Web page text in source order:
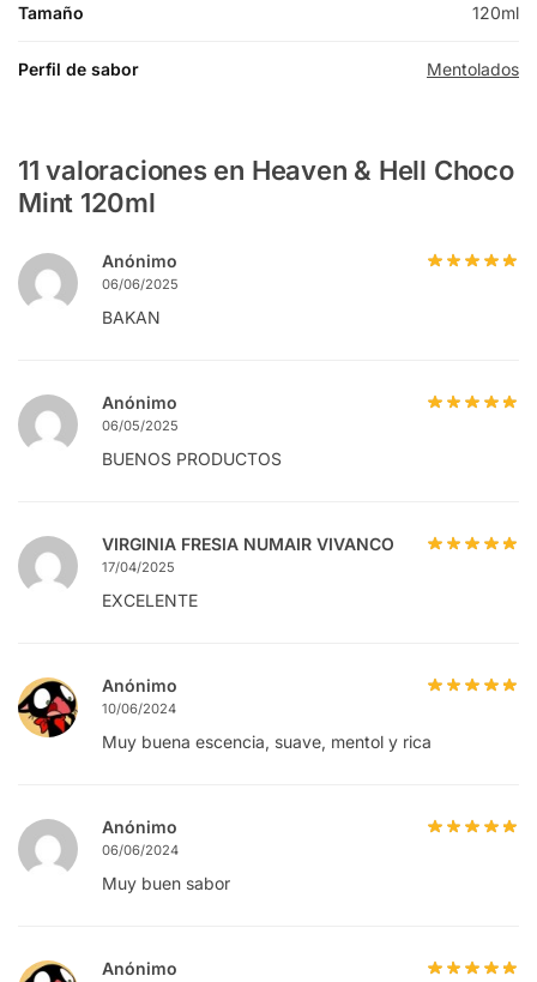
Tamaño 120ml
Perfil de sabor Mentolados
11 valoraciones en Heaven & Hell Choco
Mint 120ml
Anónimo
06/06/2025
BAKAN
Anónimo
06/05/2025
BUENOS PRODUCTOS
VIRGINIA FRESIA NUMAIR VIVANCO
17/04/2025
EXCELENTE
Anónimo
10/06/2024
Muy buena escencia, suave, mentol y rica
Anónimo
06/06/2024
Muy buen sabor
Anónimo